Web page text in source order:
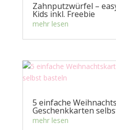
Zahnputzwürfel –
Kids inkl. Freebie
mehr lesen
5 einfache
Geschenkkarten
mehr lesen